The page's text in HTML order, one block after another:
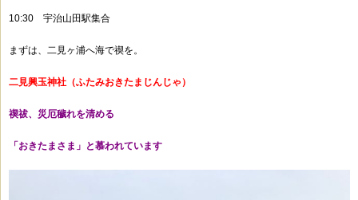
10:30 宇治山田駅集合
まずは、二見ヶ浦へ海で禊を。
二見興玉神社（ふたみおきたまじんじゃ）
禊祓、災厄穢れを清める
「おきたまさま」と慕われています